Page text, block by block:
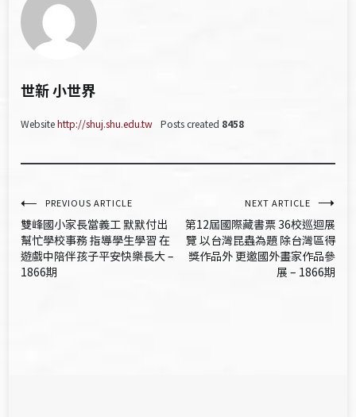
世新 小世界
Websitehttp://shuj.shu.edu.tw Posts created 8458
文
章
導
PREVIOUS ARTICLE
雙峰國小家長當義工 默默付出
幫忙學校事務 指導學生學習 在
遊戲中陪伴孩子平安快樂長大 –
1866期
NEXT ARTICLE
第12屆國際藏書票 36校巡迴展
覽 以台灣昆蟲為題 除台灣區得
獎作品外 更邀國外畫家作品參
展 – 1866期